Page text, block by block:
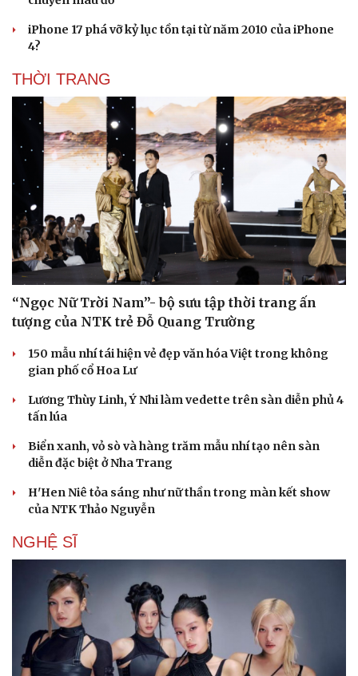
Sân khấu - Điện ảnh
Văn học
Âm nhạc
Di sản
Nghệ sĩ
Sao Việt
iPhone 17 phá vỡ kỷ lục tồn tại từ năm 2010 của iPhone
4?
THỜI TRANG
“Ngọc Nữ Trời Nam”- bộ sưu tập thời trang ấn
tượng của NTK trẻ Đỗ Quang Trường
150 mẫu nhí tái hiện vẻ đẹp văn hóa Việt trong không
gian phố cổ Hoa Lư
Lương Thùy Linh, Ý Nhi làm vedette trên sàn diễn phủ 4
tấn lúa
Biển xanh, vỏ sò và hàng trăm mẫu nhí tạo nên sàn
diễn đặc biệt ở Nha Trang
H'Hen Niê tỏa sáng như nữ thần trong màn kết show
của NTK Thảo Nguyễn
NGHỆ SĨ